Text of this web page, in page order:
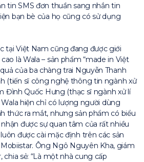
tin SMS đơn thuần sang nhắn tin
bạn bè của họ cũng có sử dụng
tại Việt Nam cũng đang được giới
là Wala – sản phẩm “made in Việt
của ba chàng trai Nguyễn Thanh
(tiến sĩ công nghệ thông tin ngành xử
Đình Quốc Hưng (thạc sĩ ngành xử lí
hiện chỉ có lượng người dùng
thức ra mắt, nhưng sản phẩm có biểu
được sự quan tâm của rất nhiều
được cài mặc định trên các sản
Ông Ngô Nguyên Kha, giám
chia sẻ: “Là một nhà cung cấp